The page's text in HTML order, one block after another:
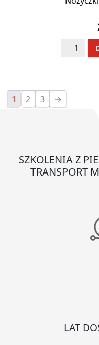
ilość
Nożyczki
1 2 3 →
SZKOLENIA Z
TRANSPORT
LAT